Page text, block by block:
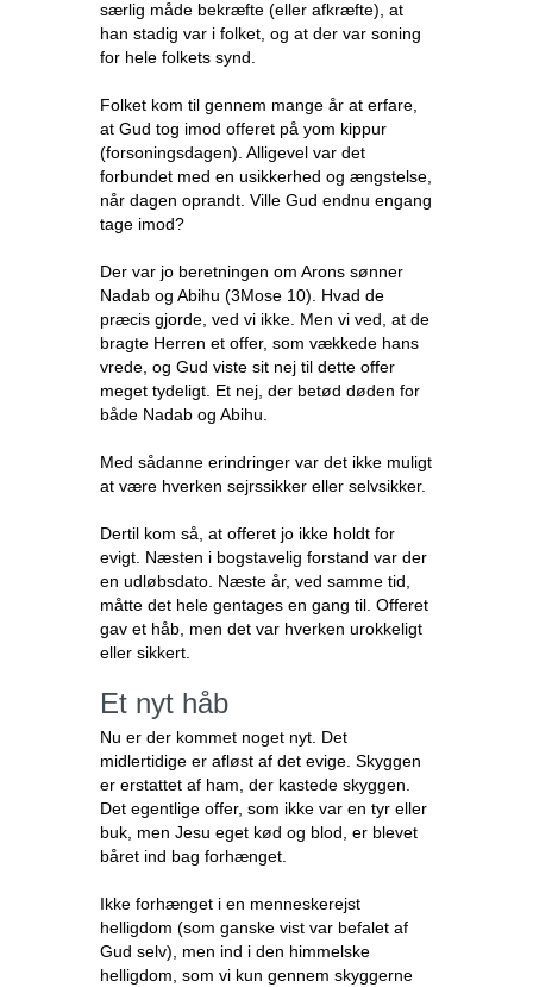
særlig måde bekræfte (eller afkræfte), at
han stadig var i folket, og at der var soning
for hele folkets synd.
Folket kom til gennem mange år at erfare,
at Gud tog imod offeret på yom kippur
(forsoningsdagen). Alligevel var det
forbundet med en usikkerhed og ængstelse,
når dagen oprandt. Ville Gud endnu engang
tage imod?
Der var jo beretningen om Arons sønner
Nadab og Abihu (3Mose 10). Hvad de
præcis gjorde, ved vi ikke. Men vi ved, at de
bragte Herren et offer, som vækkede hans
vrede, og Gud viste sit nej til dette offer
meget tydeligt. Et nej, der betød døden for
både Nadab og Abihu.
Med sådanne erindringer var det ikke muligt
at være hverken sejrssikker eller selvsikker.
Dertil kom så, at offeret jo ikke holdt for
evigt. Næsten i bogstavelig forstand var der
en udløbsdato. Næste år, ved samme tid,
måtte det hele gentages en gang til. Offeret
gav et håb, men det var hverken urokkeligt
eller sikkert.
Et nyt håb
Nu er der kommet noget nyt. Det
midlertidige er afløst af det evige. Skyggen
er erstattet af ham, der kastede skyggen.
Det egentlige offer, som ikke var en tyr eller
buk, men Jesu eget kød og blod, er blevet
båret ind bag forhænget.
Ikke forhænget i en menneskerejst
helligdom (som ganske vist var befalet af
Gud selv), men ind i den himmelske
helligdom, som vi kun gennem skyggerne